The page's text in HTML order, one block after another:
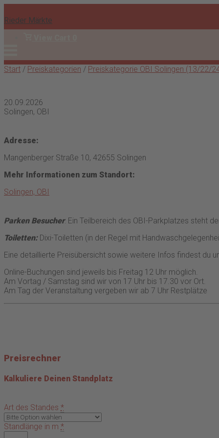
to
content
Rieder Märkte
Start / Preiskategorien / Preiskategorie OBI Solingen (13/22/
20.09.2026
Solingen, OBI
Adresse:
Mangenberger Straße 10, 42655 Solingen
Mehr Informationen zum Standort:
Solingen, OBI
Parken Besucher: Ein Teilbereich des OBI-Parkplatzes steht
Toiletten:Dixi-Toiletten (in der Regel mit
Eine detaillierte Preisübersicht sowie weitere Infos findest du
Online-Buchungen sind jeweils bis Freitag 12 Uhr möglich.
Am Vortag / Samstag sind wir von 17 Uhr bis 17.30 vor Ort.
Am Tag der Veranstaltung vergeben wir ab 7 Uhr Restplätze
Preisrechner
Kalkuliere Deinen Standplatz
Art des Standes *
Standlänge in m *